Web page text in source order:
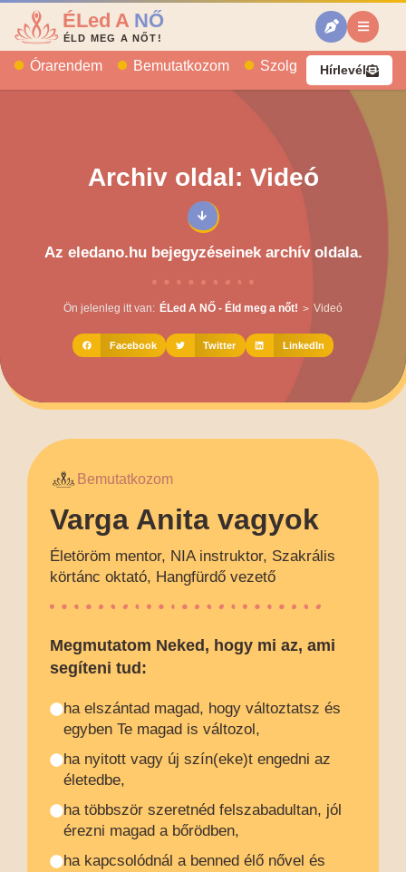
ÉLed A NŐ
ÉLD MEG A NŐT!
Órarendem Bemutatkozom Szolgáltatásaim
Hírlevél
Archiv oldal: Videó
Az eledano.hu bejegyzéseinek archív oldala.
Ön jelenleg itt van: ÉLed A NŐ - Éld meg a nőt! > Videó
Facebook Twitter LinkedIn
Bemutatkozom
Varga Anita vagyok
Életöröm mentor, NIA instruktor, Szakrális
körtánc oktató, Hangfürdő vezető
Megmutatom Neked, hogy mi az, ami
segíteni tud:
ha elszántad magad, hogy változtatsz és
egyben Te magad is változol,
ha nyitott vagy új szín(eke)t engedni az
életedbe,
ha többször szeretnéd felszabadultan, jól
érezni magad a bőrödben,
ha kapcsolódnál a benned élő nővel és